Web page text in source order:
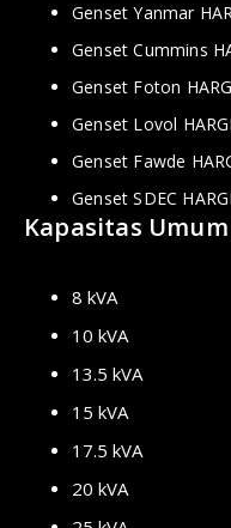
Genset Yanmar
Genset Cummins
Genset Foton
Genset Lovol
Genset Fawde
Genset SDEC
Kapasitas
8 kVA
10 kVA
13.5 kVA
15 kVA
17.5 kVA
20 kVA